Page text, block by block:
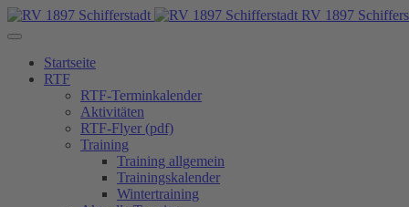
RV 1897
Startseite
RTF
RTF-Terminkalender
Aktivitäten
RTF-Flyer (pdf)
Training
Training allgemein
Trainingskalender
Wintertraining